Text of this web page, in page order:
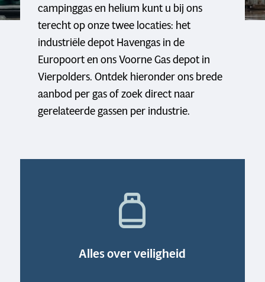
campinggas en helium kunt u bij ons
terecht op onze twee locaties: het
industriële depot Havengas in de
Europoort en ons Voorne Gas depot in
Vierpolders. Ontdek hieronder ons brede
aanbod per gas of zoek direct naar
gerelateerde gassen per industrie.
Alles over veiligheid